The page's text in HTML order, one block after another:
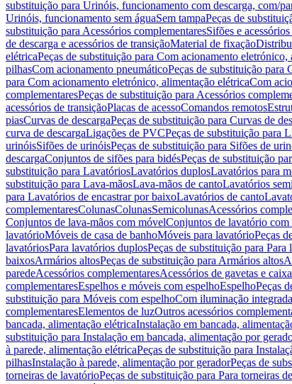
substituição para Urinóis, funcionamento com descarga, com/
Urinóis, funcionamento sem águaSem tampaPeças de
substituição para Acessórios complementaresSifões e
de descarga e acessórios de transiçãoMaterial de fixação
elétricaPeças de substituição para Com acionamento eletrónico,
pilhasCom acionamento pneumáticoPeças de substituição para
para Com acionamento eletrónico, alimentação elétricaCom
complementaresPeças de substituição para Acessórios
acessórios de transiçãoPlacas de acessoComandos remotos
piasCurvas de descargaPeças de substituição para Curvas de
curva de descargaLigações de PVCPeças de substituição para
urinóisSifões de urinóisPeças de substituição para Sifões de
descargaConjuntos de sifões para bidésPeças de substituição
substituição para LavatóriosLavatórios duplosLavatórios para
substituição para Lava-mãosLava-mãos de cantoLavatórios
para Lavatórios de encastrar por baixoLavatórios de canto
complementaresColunasColunasSemicolunasAcessórios
Conjuntos de lava-mãos com móvelConjuntos de lavatório com
lavatórioMóveis de casa de banhoMóveis para lavatórioPeças
lavatóriosPara lavatórios duplosPeças de substituição para
baixosArmários altosPeças de substituição para Armários altos
paredeAcessórios complementaresAcessórios de gavetas e
complementaresEspelhos e móveis com espelhoEspelhoPeças
substituição para Móveis com espelhoCom iluminação integrada
complementaresElementos de luzOutros acessórios
bancada, alimentação elétricaInstalação em bancada,
substituição para Instalação em bancada, alimentação por
à parede, alimentação elétricaPeças de substituição para
pilhasInstalação à parede, alimentação por geradorPeças de
torneiras de lavatórioPeças de substituição para Para torneiras